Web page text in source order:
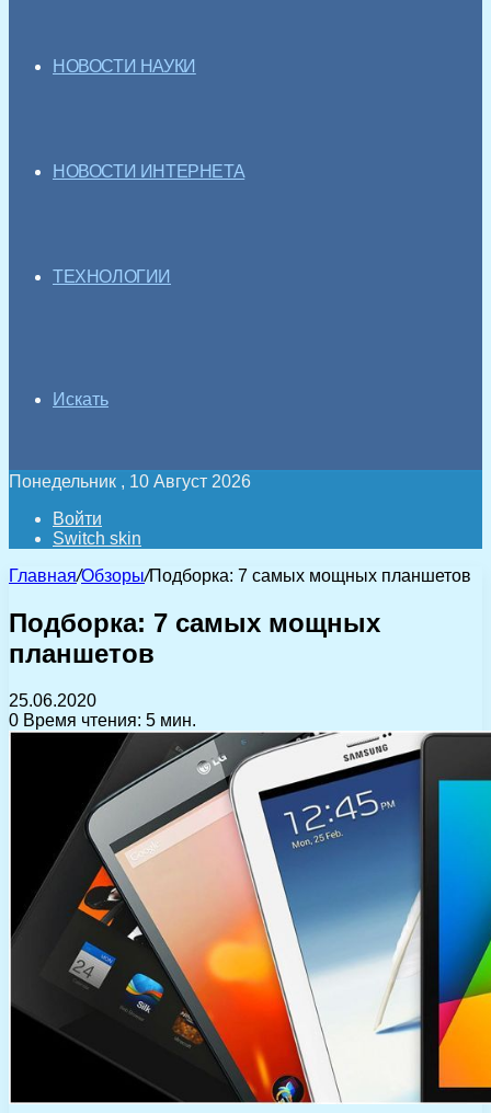
НОВОСТИ НАУКИ
НОВОСТИ ИНТЕРНЕТА
ТЕХНОЛОГИИ
Искать
Понедельник , 10 Август 2026
Войти
Switch skin
Главная/Обзоры/Подборка: 7 самых мощных планшетов
Подборка: 7 самых мощных
планшетов
25.06.2020
0 Время чтения: 5 мин.